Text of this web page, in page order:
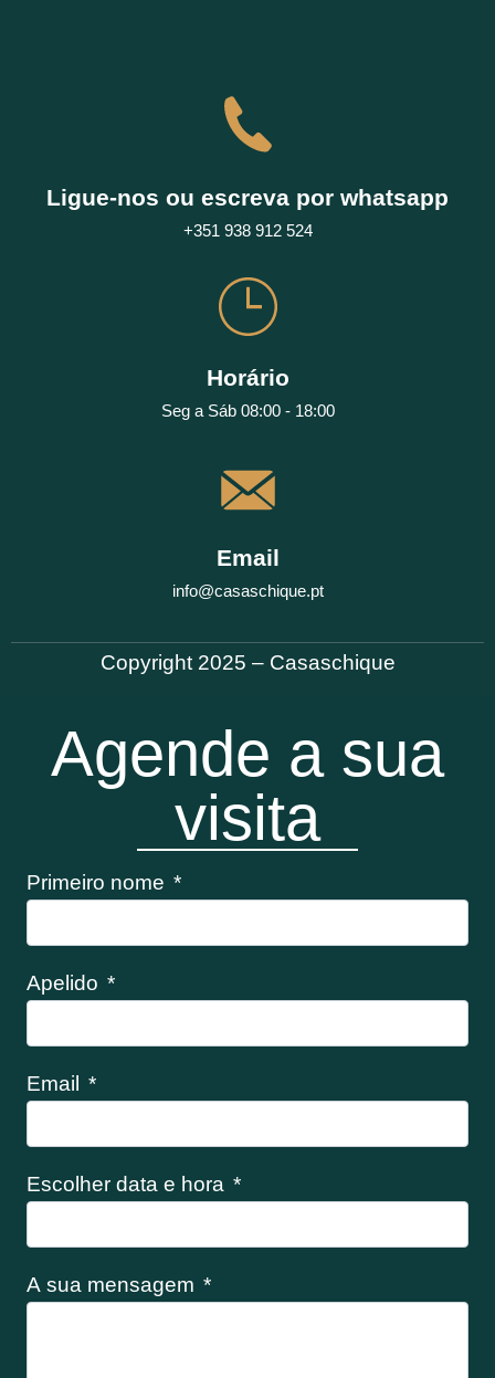
Ligue-nos ou escreva por whatsapp
+351 938 912 524
Horário
Seg a Sáb 08:00 - 18:00
Email
info@casaschique.pt
Copyright 2025 – Casaschique
Agende a sua
visita
Primeiro nome
Apelido
Email
Escolher data e hora
A sua mensagem